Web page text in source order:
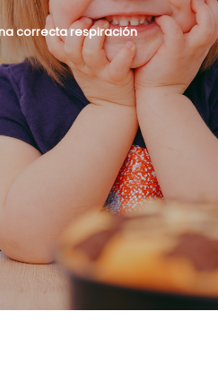
correcta respiración